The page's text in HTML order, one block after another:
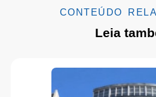
CONTEÚDO
Leia